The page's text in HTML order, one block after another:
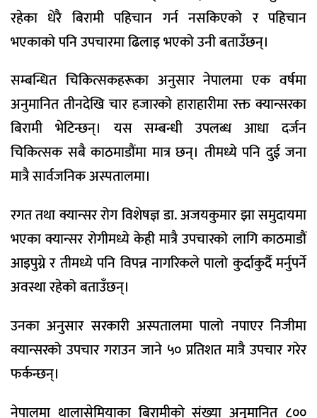
रहेका धेरै बिरामी पहिचान गर्न नसकिएको र पहिचान
भएकाको पनि उपचारमा ढिलाइ भएको उनी बताउँछन्।
सम्बन्धित चिकित्सकहरूका अनुसार नेपालमा एक वर्षमा
अनुमानित तीनदेखि चार हजारको हाराहारीमा रक्त क्यान्सरका
बिरामी भेटिन्छन्। यस सम्बन्धी उपलब्ध आधा दर्जन
चिकित्सक सबै काठमाडौंमा मात्र छन्। तीमध्ये पनि दुई जना
मात्रै सार्वजनिक अस्पतालमा।
रगत तथा क्यान्सर रोग विशेषज्ञ डा. अजयकुमार झा समुदायमा
भएका क्यान्सर रोगीमध्ये केही मात्रै उपचारको लागि काठमाडौं
आइपुग्ने र तीमध्ये पनि विपन्न नागरिकले पालो कुर्दाकुर्दै मर्नुपर्ने
अवस्था रहेको बताउँछन्।
उनका अनुसार सरकारी अस्पतालमा पालो नपाएर निजीमा
क्यान्सरको उपचार गराउन जाने ५० प्रतिशत मात्रै उपचार गरेर
फर्कन्छन्।
नेपालमा थालासेमियाका बिरामीको संख्या अनुमानित ८००